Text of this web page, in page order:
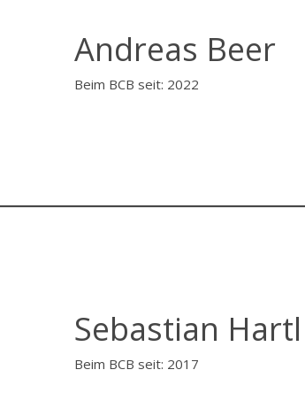
Andreas Beer
Beim BCB seit: 2022
Sebastian Hartl
Beim BCB seit: 2017